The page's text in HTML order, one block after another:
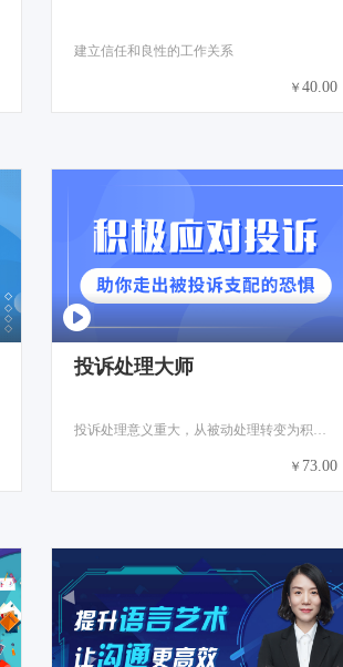
建立信任和良性的工作关系
￥ 40.00
投诉处理大师
投诉处理意义重大，从被动处理转变为积极应对！
￥ 73.00